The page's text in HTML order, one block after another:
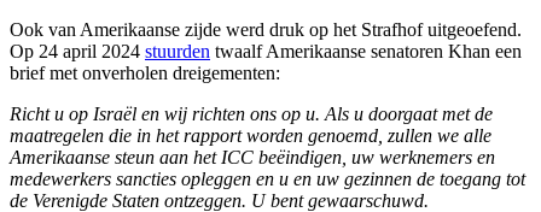
Ook van Amerikaanse zijde werd druk op het Strafhof uitgeoefend.
Op 24 april 2024 stuurden twaalf Amerikaanse senatoren Khan een
brief met onverholen dreigementen:
Richt u op Israël en wij richten ons op u. Als u doorgaat met de
maatregelen die in het rapport worden genoemd, zullen we alle
Amerikaanse steun aan het ICC beëindigen, uw werknemers en
medewerkers sancties opleggen en u en uw gezinnen de toegang tot
de Verenigde Staten ontzeggen. U bent gewaarschuwd.